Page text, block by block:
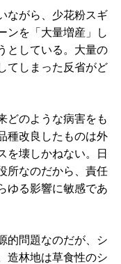
ながら、少花粉スギ
ンを「大量増産」し
としている。大量の
てしまった反省がど
どのような病害をも
種改良したものは外
を壊しかねない。日
所なのだから、責任
ゆる影響に敏感であ
的問題なのだが、シ
造林地は草食性のシ